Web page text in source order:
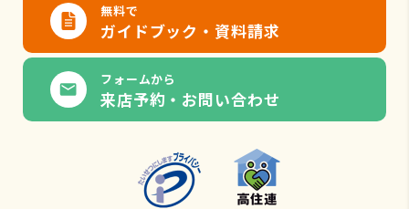
無料で
ガイドブック・資料請求
フォームから
来店予約・お問い合わせ